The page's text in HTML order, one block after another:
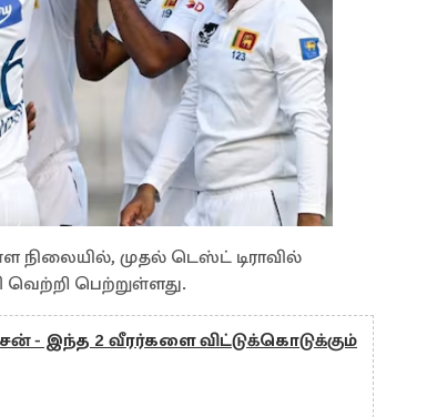
நிலையில், முதல் டெஸ்ட் டிராவில்
பெற்றுள்ளது.
- இந்த 2 வீரர்களை விட்டுக்கொடுக்கும்